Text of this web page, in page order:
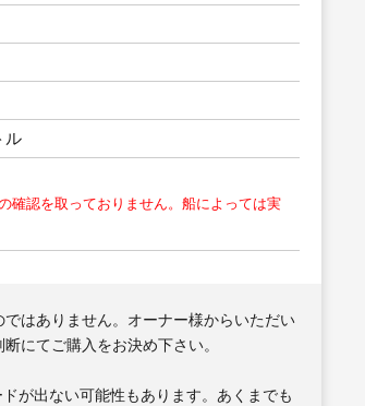
ル
確認を取っておりません。船によっては実
はありません。オーナー様からいただい
にてご購入をお決め下さい。
が出ない可能性もあります。あくまでも